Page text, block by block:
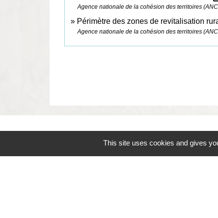
Agence nationale de la cohésion des territoires
Périmètre des zones de revitalisation
Agence nationale de la cohésion des territoires
ContactsThis site uses cookies and gives